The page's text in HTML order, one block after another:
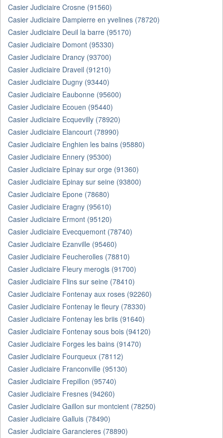
Casier Judiciaire Crosne (91560)
Casier Judiciaire Dampierre en yvelines (78720)
Casier Judiciaire Deuil la barre (95170)
Casier Judiciaire Domont (95330)
Casier Judiciaire Drancy (93700)
Casier Judiciaire Draveil (91210)
Casier Judiciaire Dugny (93440)
Casier Judiciaire Eaubonne (95600)
Casier Judiciaire Ecouen (95440)
Casier Judiciaire Ecquevilly (78920)
Casier Judiciaire Elancourt (78990)
Casier Judiciaire Enghien les bains (95880)
Casier Judiciaire Ennery (95300)
Casier Judiciaire Epinay sur orge (91360)
Casier Judiciaire Epinay sur seine (93800)
Casier Judiciaire Epone (78680)
Casier Judiciaire Eragny (95610)
Casier Judiciaire Ermont (95120)
Casier Judiciaire Evecquemont (78740)
Casier Judiciaire Ezanville (95460)
Casier Judiciaire Feucherolles (78810)
Casier Judiciaire Fleury merogis (91700)
Casier Judiciaire Flins sur seine (78410)
Casier Judiciaire Fontenay aux roses (92260)
Casier Judiciaire Fontenay le fleury (78330)
Casier Judiciaire Fontenay les briis (91640)
Casier Judiciaire Fontenay sous bois (94120)
Casier Judiciaire Forges les bains (91470)
Casier Judiciaire Fourqueux (78112)
Casier Judiciaire Franconville (95130)
Casier Judiciaire Frepillon (95740)
Casier Judiciaire Fresnes (94260)
Casier Judiciaire Gaillon sur montcient (78250)
Casier Judiciaire Galluis (78490)
Casier Judiciaire Garancieres (78890)